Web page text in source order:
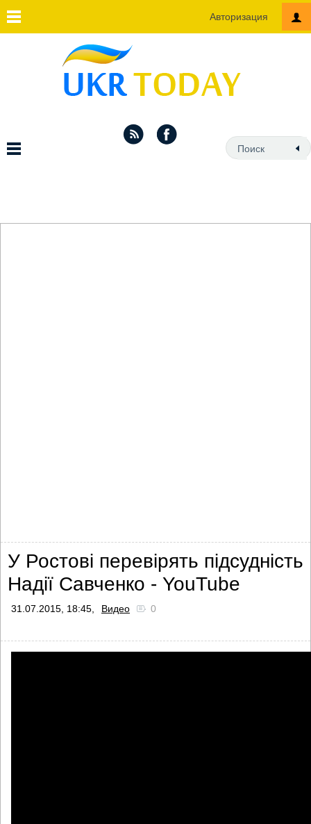
Авторизация
У Ростові перевірять підсудність
Надії Савченко - YouTube
31.07.2015, 18:45, Видео 0